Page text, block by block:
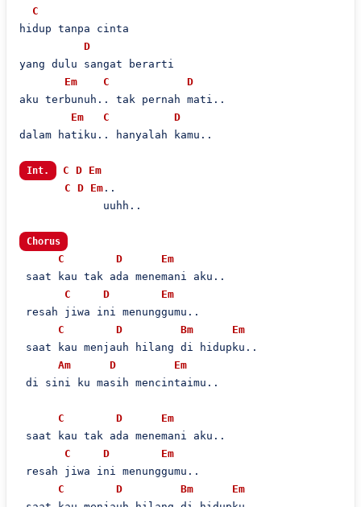
C
hidup tanpa cinta
D
yang dulu sangat berarti
Em
C
D
aku terbunuh.. tak pernah mati..
Em
C
D
dalam hatiku.. hanyalah kamu..
Int. C D
Em
C D Em..
             uuhh..
Chorus
C D
Em
saat kau tak ada menemani aku..
C
D
Em
resah jiwa ini menunggumu..
C
D Bm
Em
saat kau menjauh hilang di hidupku..
Am
D
Em
di sini ku masih mencintaimu..
C D
Em
saat kau tak ada menemani aku..
C
D
Em
resah jiwa ini menunggumu..
C
D Bm
Em